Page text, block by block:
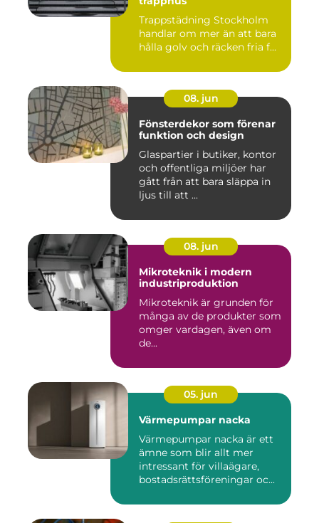
Trappstädning Stockholm
handlar om mer än att bara
hålla golv och räcken fria f...
08. jun
Fönsterdekor som förenar
funktion och design
Glaspartier i butiker, kontor
och offentliga miljöer har
gått från att bara släppa in
ljus till att ...
08. jun
Mikroteknik i modern
industriproduktion
Mikroteknik är grunden för
många av de produkter som
omger vardagen, även om
de...
05. jun
Värmepumpar nacka
Värmepumpar nacka är ett
ämne som blir allt mer
intressant för villaägare,
bostadsrättsföreningar oc...